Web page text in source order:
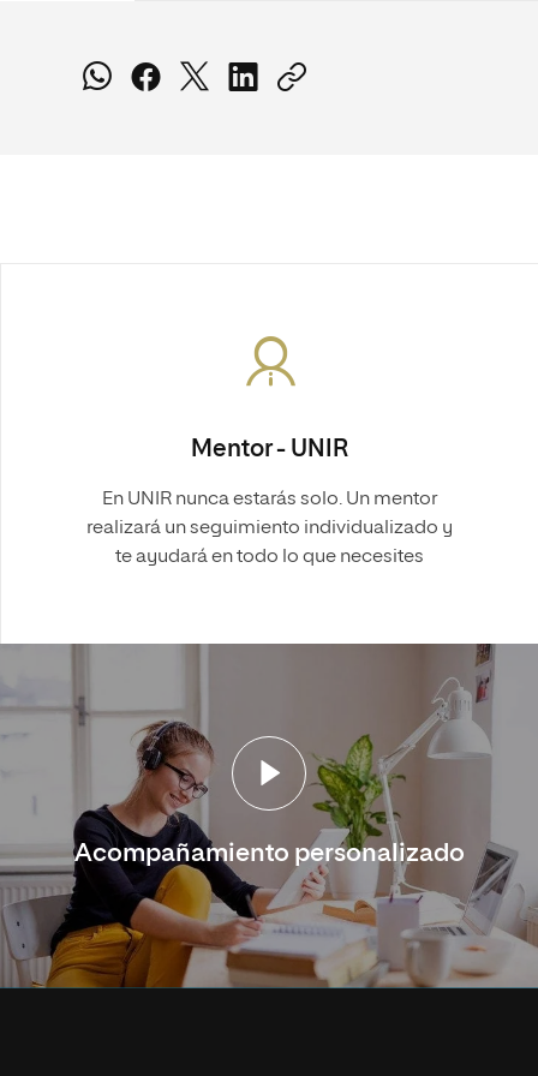
Mentor - UNIR
En UNIR nunca estarás solo. Un mentor
realizará un seguimiento individualizado y
te ayudará en todo lo que necesites
Acompañamiento personalizado